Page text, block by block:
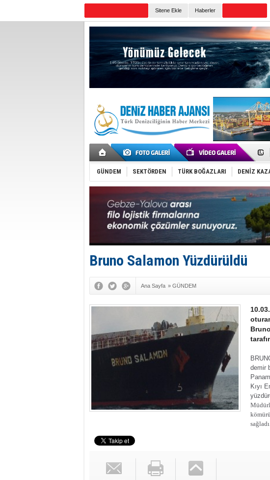
Sitene Ekle Haberler
GÜNDEM SEKTÖRDEN TÜRK BOĞAZLARI DENİZ
Bruno Salamon Yüzdürüldü
Ana Sayfa » GÜNDEM
demir
Kıyı